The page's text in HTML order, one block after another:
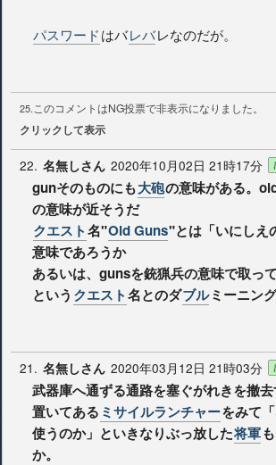
パスワードはバレバレなのだが。
25. このコメントはNG投票で非表示になりました。
クリックして表示
22. 名無しさん 2020年10月02日 21時17分
gunそのものにも大砲の意味がある。
の意味が近そうだ
クエスト名"Old Guns"とは「いにしえ
意味であろうか
あるいは、gunsを銃猟兵の意味で取っ
という クエスト名とのダブルミーニン
21. 名無しさん 2020年03月12日 21時03分
武器庫へ通ずる通路を塞ぐがれきを撤
置いてある ミサイルランチャーをみて
使うのか」といきなりぶっ放した将軍
か。